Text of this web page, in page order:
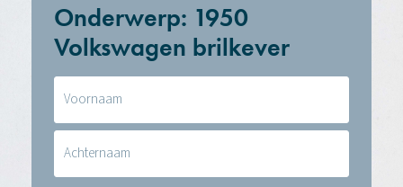
Onderwerp: 1950
Volkswagen brilkever
(Vereist)